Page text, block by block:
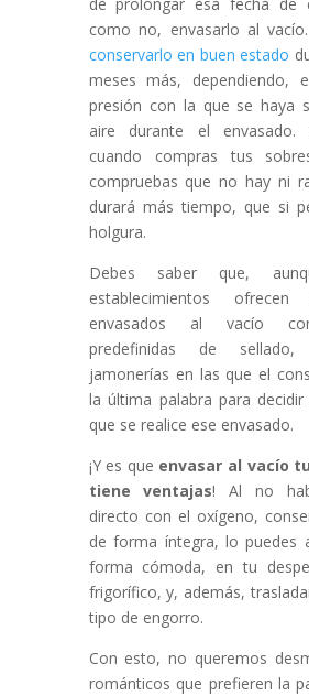
como no, envasarlo al
conservarlo en buen estado
meses más, dependiendo,
presión con la que se haya
aire durante el
cuando compras tus
compruebas que no hay ni
durará más tiempo, que si
holgura.
Debes saber que,
establecimientos
envasados al vacío
predefinidas de
jamonerías en las que el
la última palabra para
que se realice ese envasado.
¡Y es que envasar al vacío
tiene ventajas! Al no
directo con el oxígeno,
de forma íntegra, lo puedes
forma cómoda, en tu
frigorífico, y, además,
tipo de engorro.
Con esto, no queremos
románticos que prefieren la